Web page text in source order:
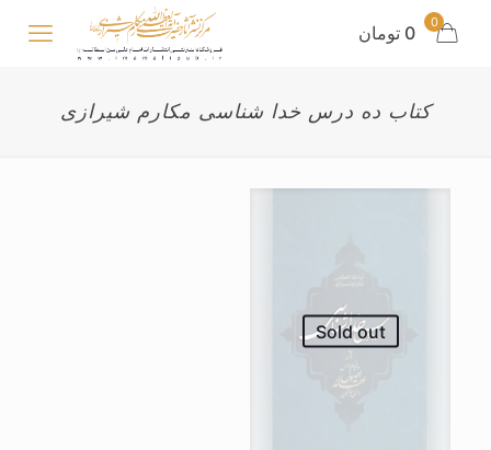
0 0 تومان
کتاب ده درس خدا شناسی مکارم شیرازی
Sold out